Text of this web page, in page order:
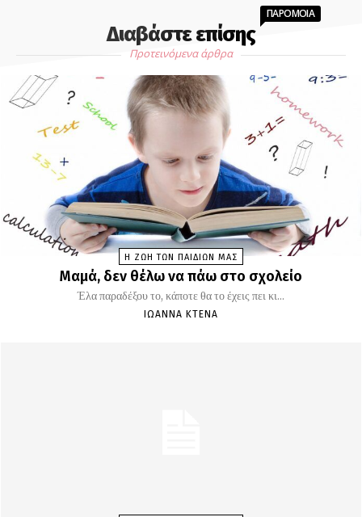
Διαβάστε επίσης
ΠΑΡΟΜΟΙΑ
Προτεινόμενα άρθρα
Η ΖΩΗ ΤΩΝ ΠΑΙΔΙΩΝ ΜΑΣ
Μαμά, δεν θέλω να πάω στο σχολείο
Έλα παραδέξου το, κάποτε θα το έχεις πει κι...
ΙΩΆΝΝΑ ΚΤΕΝΆ